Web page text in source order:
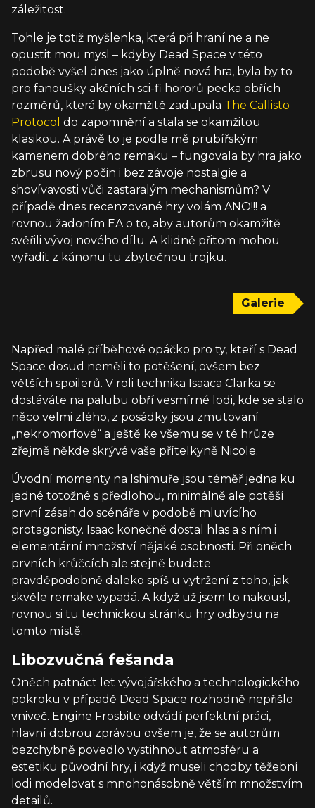
záležitost.
Tohle je totiž myšlenka, která při hraní ne a ne
opustit mou mysl – kdyby Dead Space v této
podobě vyšel dnes jako úplně nová hra, byla by to
pro fanoušky akčních sci-fi hororů pecka obřích
rozměrů, která by okamžitě zadupala The Callisto
Protocol do zapomnění a stala se okamžitou
klasikou. A právě to je podle mě prubířským
kamenem dobrého remaku – fungovala by hra jako
zbrusu nový počin i bez závoje nostalgie a
shovívavosti vůči zastaralým mechanismům? V
případě dnes recenzované hry volám ANO!!! a
rovnou žadoním EA o to, aby autorům okamžitě
svěřili vývoj nového dílu. A klidně přitom mohou
vyřadit z kánonu tu zbytečnou trojku.
Galerie
Napřed malé příběhové opáčko pro ty, kteří s Dead
Space dosud neměli to potěšení, ovšem bez
větších spoilerů. V roli technika Isaaca Clarka se
dostáváte na palubu obří vesmírné lodi, kde se stalo
něco velmi zlého, z posádky jsou zmutovaní
„nekromorfové“ a ještě ke všemu se v té hrůze
zřejmě někde skrývá vaše přítelkyně Nicole.
Úvodní momenty na Ishimuře jsou téměř jedna ku
jedné totožné s předlohou, minimálně ale potěší
první zásah do scénáře v podobě mluvícího
protagonisty. Isaac konečně dostal hlas a s ním i
elementární množství nějaké osobnosti. Při oněch
prvních krůčcích ale stejně budete
pravděpodobně daleko spíš u vytržení z toho, jak
skvěle remake vypadá. A když už jsem to nakousl,
rovnou si tu technickou stránku hry odbydu na
tomto místě.
Libozvučná fešanda
Oněch patnáct let vývojářského a technologického
pokroku v případě Dead Space rozhodně nepřišlo
vniveč. Engine Frosbite odvádí perfektní práci,
hlavní dobrou zprávou ovšem je, že se autorům
bezchybně povedlo vystihnout atmosféru a
estetiku původní hry, i když museli chodby těžební
lodi modelovat s mnohonásobně větším množstvím
detailů.